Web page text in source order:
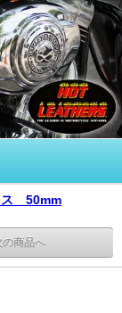
ス 50mm
の商品へ